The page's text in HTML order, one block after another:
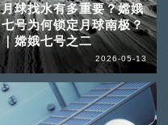
月球找水有多重要？嫦娥
七号为何锁定月球南极？
｜嫦娥七号之二
2026-05-13